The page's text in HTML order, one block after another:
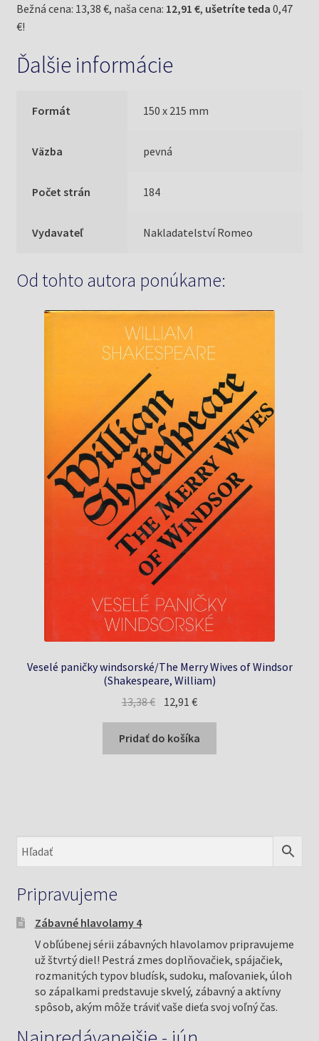
Bežná cena: 13,38 €, naša cena: 12,91 €, ušetríte teda 0,47
€!
Ďalšie informácie
Formát 150 x 215 mm
Väzba pevná
Počet strán 184
Vydavateľ Nakladatelství Romeo
Od tohto autora ponúkame:
Veselé paničky windsorské/The Merry Wives of Windsor
(Shakespeare, William)
13,38€ Pôvodná
cena
bola:
13,38 €.
12,91€Aktuálna
cena
je:
12,91 €.
Pridať do košíka
Pripravujeme
Zábavné hlavolamy 4
V obľúbenej sérii zábavných hlavolamov pripravujeme
už štvrtý diel! Pestrá zmes doplňovačiek, spájačiek,
rozmanitých typov bludísk, sudoku, maľovaniek, úloh
so zápalkami predstavuje skvelý, zábavný a aktívny
spôsob, akým môže tráviť vaše dieťa svoj voľný čas.